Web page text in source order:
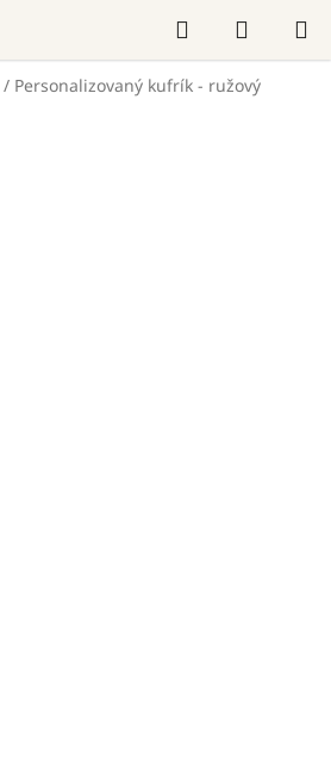
Hľadať
KOŠÍK
/ Personalizovaný kufrík - ružový